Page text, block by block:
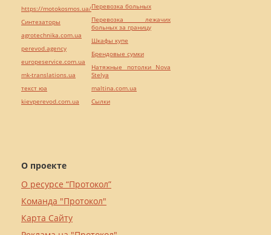
О проекте
О ресурсе “Протокол”
Команда "Протокол"
Карта Сайту
https://motokosmos.ua/
Синтезаторы
agrotechnika.com.ua
perevod.agency
europeservice.com.ua
mk-translations.ua
текст юа
kievperevod.com.ua
Перевозка больных
Перевозка лежачих
больных за границу
Шкафы купе
Брендовые сумки
Натяжные потолки Nova
Stelya
maltina.com.ua
Cылки